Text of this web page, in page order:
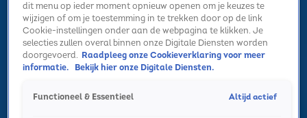
HomeRadio luisterenActies Alle zendersSummer Top 101
dit menu op ieder moment opnieuw openen om je keuzes te
wijzigen of om je toestemming in te trekken door op de link
Cookie-instellingen onder aan de webpagina te klikken. Je
selecties zullen overal binnen onze Digitale Diensten worden
doorgevoerd. Raadpleeg onze Cookieverklaring voor meer
informatie.
Bekijk hier onze Digitale Diensten.
Functioneel & Essentieel Altijd actief